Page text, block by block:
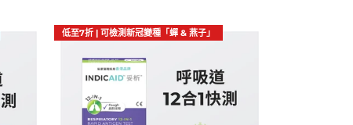
低至7折 | 可檢測新冠變種「蟬 & 燕子」